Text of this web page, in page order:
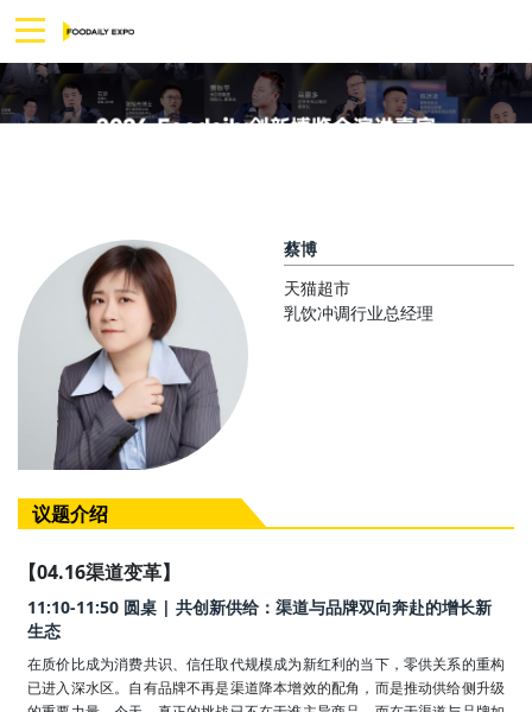
蔡博
天猫超市
乳饮冲调行业总经理
议题介绍
【04.16渠道变革】
11:10-11:50 圆桌 | 共创新供给：渠道与品牌双向奔赴的增长新
生态
在质价比成为消费共识、信任取代规模成为新红利的当下，零供关系的重构
已进入深水区。自有品牌不再是渠道降本增效的配角，而是推动供给侧升级